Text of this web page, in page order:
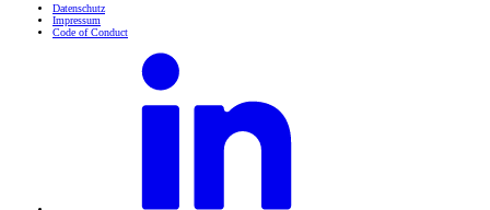
Datenschutz
Impressum
Code of Conduct